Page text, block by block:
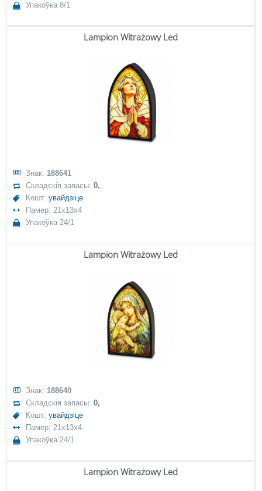
Упакоўка 8/1
Lampion Witrażowy Led
Знак: 188641
Складскія запасы:0,
Кошт:увайдзіце
Памер: 21x13x4
Упакоўка 24/1
Lampion Witrażowy Led
Знак: 188640
Складскія запасы:0,
Кошт:увайдзіце
Памер: 21x13x4
Упакоўка 24/1
Lampion Witrażowy Led